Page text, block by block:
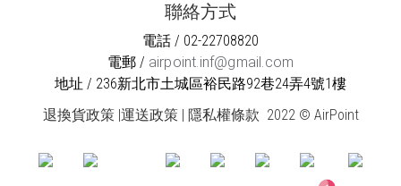
聯絡方式
電話 / 02-22708820
電郵 / airpoint.inf@gmail.com
地址 / 236新北市土城區裕民路92巷24弄4號1樓
退換貨政策|運送政策| 隱私權條款 2022 © AirPoint